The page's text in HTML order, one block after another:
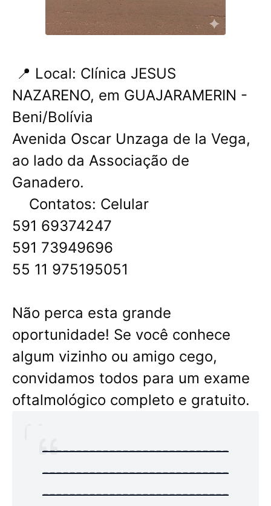
📍 Local: Clínica JESUS ​​
NAZARENO, em GUAJARAMERIN -
Beni/Bolívia
Avenida Oscar Unzaga de la Vega,
ao lado da Associação de
Ganadero.
Contatos: Celular
591 69374247
591 73949696
55 11 975195051
Não perca esta grande
oportunidade! Se você conhece
algum vizinho ou amigo cego,
convidamos todos para um exame
oftalmológico completo e gratuito.
----------------------------
----------------------------
----------------------------